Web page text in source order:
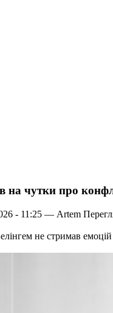
на чутки про
- 11:25 — Artem
не стримав